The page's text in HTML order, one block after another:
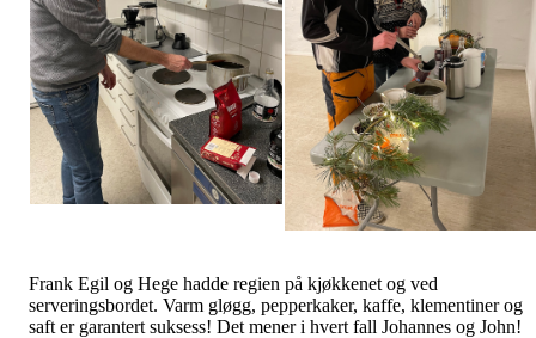
Frank Egil og Hege hadde regien på kjøkkenet og ved
serveringsbordet. Varm gløgg, pepperkaker, kaffe, klementiner og
saft er garantert suksess! Det mener i hvert fall Johannes og John!